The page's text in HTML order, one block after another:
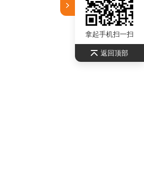
拿起手机扫一扫
返回顶部